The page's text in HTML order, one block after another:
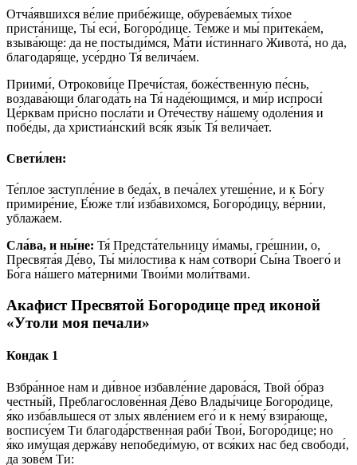
Отча́явшихся ве́лие прибе́жище, обурева́емых ти́хое
приста́нище, Ты́ еси́, Богоро́дице. Те́мже и мы́ притека́ем,
взыва́юще: да не постыди́мся, Ма́ти и́стиннаго Живота́, но да,
благодаря́ще, усе́рдно Тя́ велича́ем.
Приими́, Отрокови́це Пречи́стая, боже́ственную пе́снь,
воздава́ющи благода́ть на Тя́ наде́ющимся, и ми́р испроси́
Це́рквам при́сно посла́ти и Оте́честву на́шему одоле́ния и
побе́ды, да христиа́нский вся́к язы́к Тя́ велича́ет.
Свети́лен:
Те́плое заступле́ние в беда́х, в печа́лех утеше́ние, и к Бо́гу
примире́ние, Е́юже тли́ изба́вихомся, Богоро́дицу, ве́рнии,
ублажа́ем.
Сла́ва, и ны́не: Тя́ Предста́тельницу и́мамы, гре́шнии, о,
Пресвята́я Де́во, Ты́ ми́лостива к на́м сотвори́ Сы́на Твоего́ и
Бо́га на́шего ма́терними Твои́ми моли́твами.
Акафист Пресвятой Богородице пред иконой
«Утоли моя печали»
Кондак 1
Взбра́нное нам и ди́в­ное из­бав­ле́­ние да­ро­ва́­ся, Твой о́б­раз
чест­ны́й, Преблагослове́нная Де́­во Вла­ды́­чи­це Бо­го­ро́­ди­це,
я́ко из­ба́вль­ше­ся от злых яв­ле́­ни­ем его́ и к не­му́ взи­ра́ю­ще,
воспису́ем Ти бла­го­да́р­ствен­ная раби́ Твои́, Бо­го­ро́­ди­це; но
я́ко иму́щая держа́ву непобеди́мую, от вся́­ких нас бед сво­боди́,
да зо­ве́м Ти: